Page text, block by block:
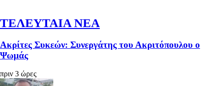
ΤΕΛΕΥΤΑΙΑ ΝΕΑ
Ακρίτες Συκεών: Συνεργάτης του Ακριτόπουλου ο
Ψωμάς
πριν 3 ώρες